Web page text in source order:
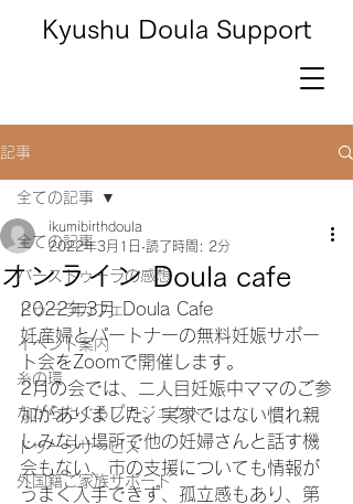
Kyushu Doula Support
記事
全ての記事
バースドゥーラの感想
ドゥーラカフェ
イベント案内
糸の環
ながらたぐるプロジェクト
ドゥーラサービス
外国籍ご家族サポート
全ての記事
オンライン Doula cafe
ikumibirthdoula
2022年3月1日 読了時間: 2分
2022年3月 Doula Cafe
妊産婦とパートナーの無料妊娠サポー
ト会をZoomで開催します。
2月の会では、二人目妊娠中ママのご参
加がありました。実家ではない慣れ親
しみない場所で他の妊婦さんと話す機
会もない、市の支援についても情報が
うまく入手できず、孤立感もあり、第